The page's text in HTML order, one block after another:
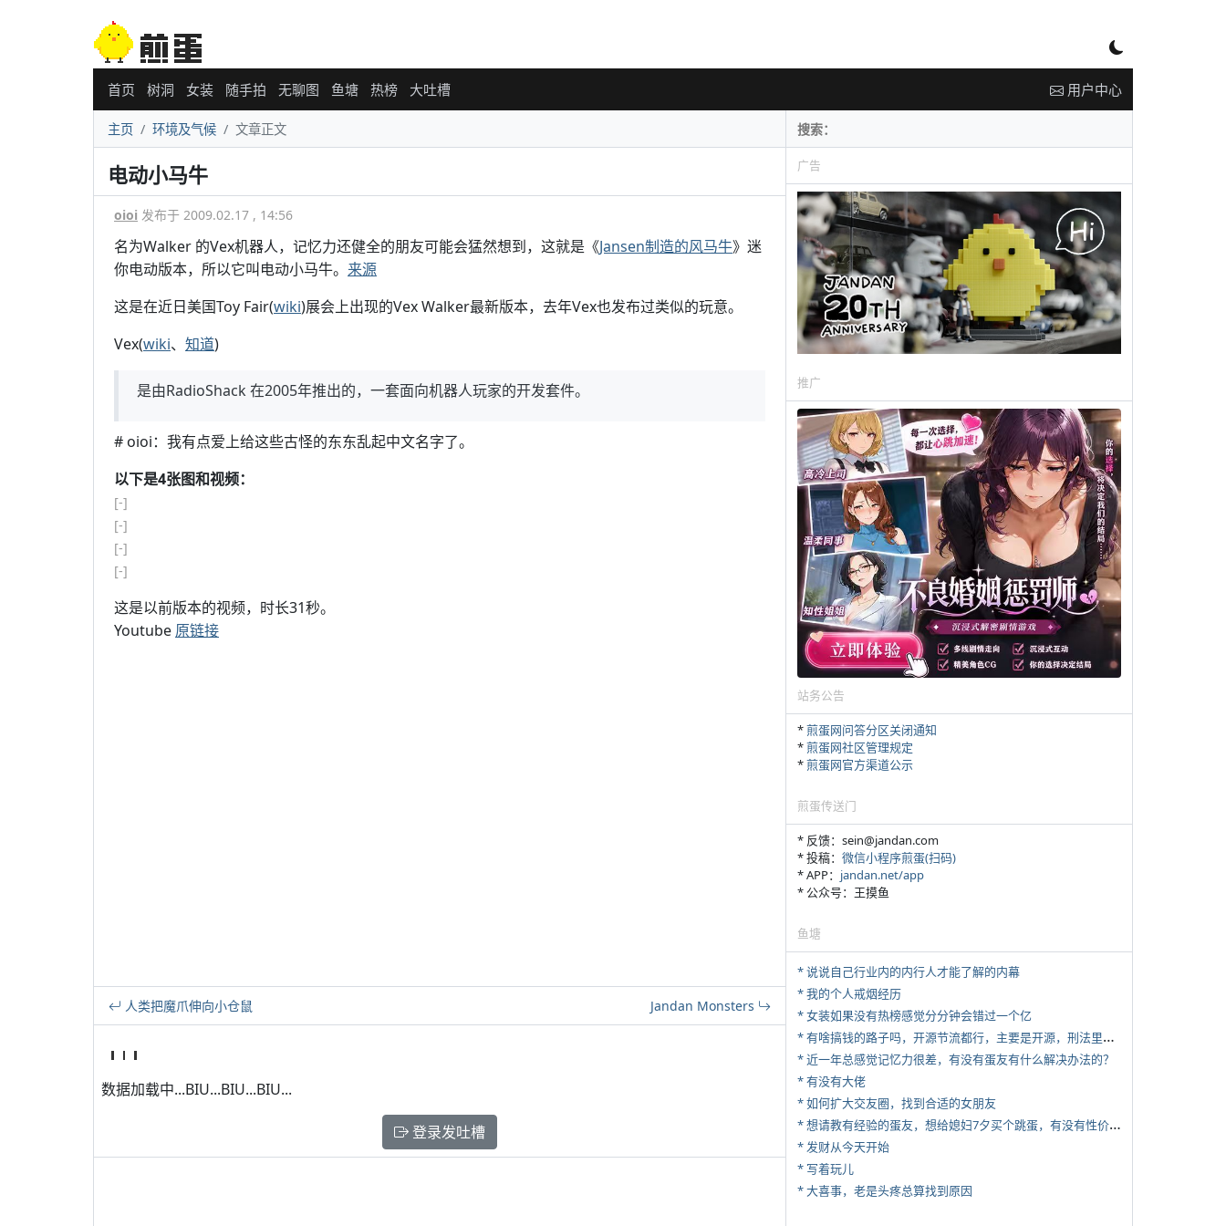
首页 树洞 女装 随手拍 无聊图 鱼塘 热榜 大吐槽 用户中心
主页 环境及气候 文章正文
电动小马牛
oioi 发布于 2009.02.17 , 14:56
名为Walker 的Vex机器人，记忆力还健全的朋友可能会猛然想到，这就是《Jansen制造的风马牛》迷
你电动版本，所以它叫电动小马牛。 来源
这是在近日美国Toy Fair(wiki)展会上出现的Vex Walker最新版本，去年Vex也发布过类似的玩意。
Vex(wiki、 知道)
是由RadioShack 在2005年推出的，一套面向机器人玩家的开发套件。
# oioi：我有点爱上给这些古怪的东东乱起中文名字了。
以下是4张图和视频：
[-]
[-]
[-]
[-]
这是以前版本的视频，时长31秒。
Youtube 原链接
人类把魔爪伸向小仓鼠 Jandan Monsters
数据加载中...BIU...BIU...BIU...
登录发吐槽
广告
推广
站务公告
*煎蛋网问答分区关闭通知
*煎蛋网社区管理规定
*煎蛋网官方渠道公示
煎蛋传送门
* 反馈：sein@jandan.com
* 投稿： 微信小程序煎蛋(扫码)
* APP： jandan.net/app
* 公众号：王摸鱼
鱼塘
* 说说自己行业内的内行人才能了解的内幕
* 我的个人戒烟经历
* 女装如果没有热榜感觉分分钟会错过一个亿
*
有啥搞钱的路子吗，开源节流都行，主要是开源，刑法里的咱不做
* 近一年总感觉记忆力很差，有没有蛋友有什么解决办法的？
* 有没有大佬
* 如何扩大交友圈，找到合适的女朋友
*
想请教有经验的蛋友，想给媳妇7夕买个跳蛋，有没有性价比高的推荐
* 发财从今天开始
* 写着玩儿
* 大喜事，老是头疼总算找到原因